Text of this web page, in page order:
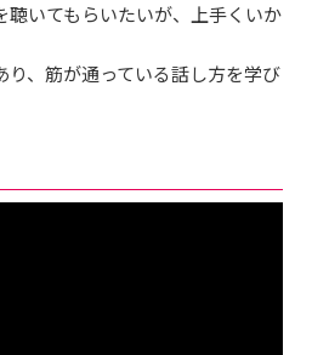
聴いてもらいたいが、上手くいか
り、筋が通っている話し方を学び